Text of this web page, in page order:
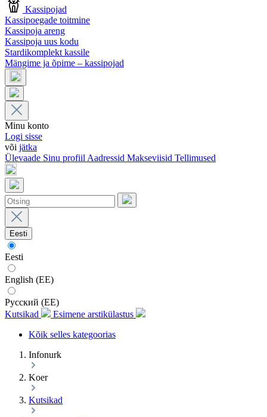
Kassipojad
Kassipoegade toitmine
Kassipoja areng
Kassipoja uus kodu
Stardikomplekt kassile
Mängime ja õpime – kassipojad
Minu konto
Logi sisse
või jätka
Ülevaade Sinu profiil Aadressid Makseviisid Tellimused
Eesti
Eesti
English (EE)
Русский (EE)
Kutsikad
Esimene arstikülastus
Kõik selles kategoorias
Infonurk
Koer
Kutsikad